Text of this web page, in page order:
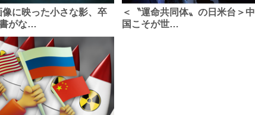
像に映った小さな影、卒
がな…
＜〝運命共同体〟の日米台＞中
国こそが世…